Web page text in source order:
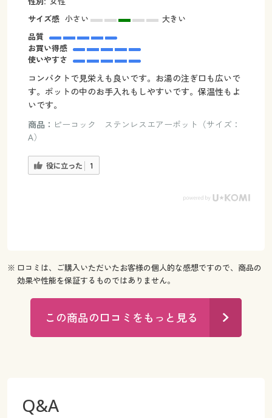
サイズ感 小さい
大きい
品質
お買い得感
使いやすさ
コンパクトで見栄えも良いです。お湯の注ぎ口も広いで
す。ポットの中のお手入れもしやすいです。保温性もよ
いです。
商品： ピーコック ステンレスエアーポット（サイズ：
A）
役に立った 1
※ 口コミは、ご購入いただいたお客様の個人的な感想ですので、商品の
効果や性能を保証するものではありません。
この商品の口コミをもっと見る
Q&A